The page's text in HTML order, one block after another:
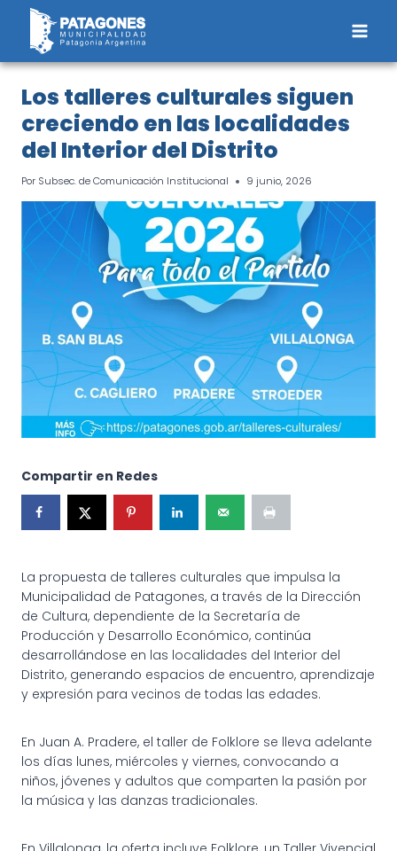
Saltar
contenido
Los talleres culturales siguen
creciendo en las localidades
del Interior del Distrito
Por Subsec. de Comunicación Institucional 9 junio, 2026
Compartir en Redes
La propuesta de talleres culturales que impulsa la
Municipalidad de Patagones, a través de la Dirección
de Cultura, dependiente de la Secretaría de
Producción y Desarrollo Económico, continúa
desarrollándose en las localidades del Interior del
Distrito, generando espacios de encuentro, aprendizaje
y expresión para vecinos de todas las edades.
En Juan A. Pradere, el taller de Folklore se lleva adelante
los días lunes, miércoles y viernes, convocando a
niños, jóvenes y adultos que comparten la pasión por
la música y las danzas tradicionales.